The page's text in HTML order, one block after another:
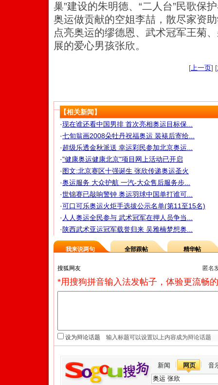
巢”建设的朱明德、“二人台”民歌保
奥运做贡献的空姐李喆，散尽家资
点亮奥运的缪德恩、武术冠军王菊
展的爱心男孩张欣。
[ 上一页] [
【相关新闻】
·现在谁还看中国男排 首次亮相奥运目标保...
·七旬翁画2008朵牡丹祝福奥运 装裱后寄给...
·超级乐透金秋派送 幸运彩民参加北京奥运...
·"健康奥运健康北京"项目网上活动已开启
·图文:北京赛区十强诞生 张欣传递奥运圣火
·奥运服务 大众护航 一汽-大众售后服务步...
·世锦赛已敲响警钟 奥运羽球中国单打谁可...
·可口可乐奥运火炬手选拔公示名单(第11至15名)
· 人人奥运全民参与 武术冠军在押人员争当...
· 陕西武术亚运冠军载誉归来 吴雅楠梦想奥...
我来说两句 全部跟帖 精华帖
匿名
*用搜狗拼音输入法发帖子，体验更流畅
设为辩论话题
新闻 网页 音